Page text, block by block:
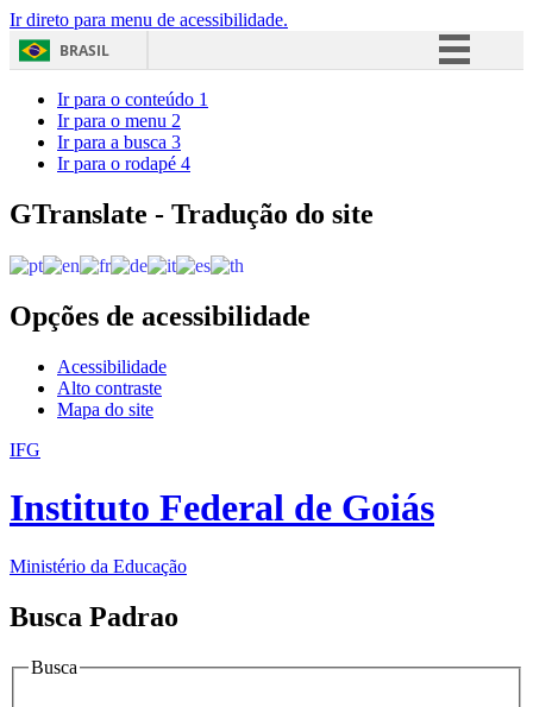
Ir direto para menu de acessibilidade.
BRASIL
Acesso à informação
Ir para o conteúdo 1
Ir para o menu 2
Ir para a busca 3
Ir para o rodapé 4
GTranslate - Tradução do site
Opções de acessibilidade
Acessibilidade
Alto contraste
Mapa do site
IFG
Instituto Federal de Goiás
Ministério da Educação
Busca Padrao
Busca